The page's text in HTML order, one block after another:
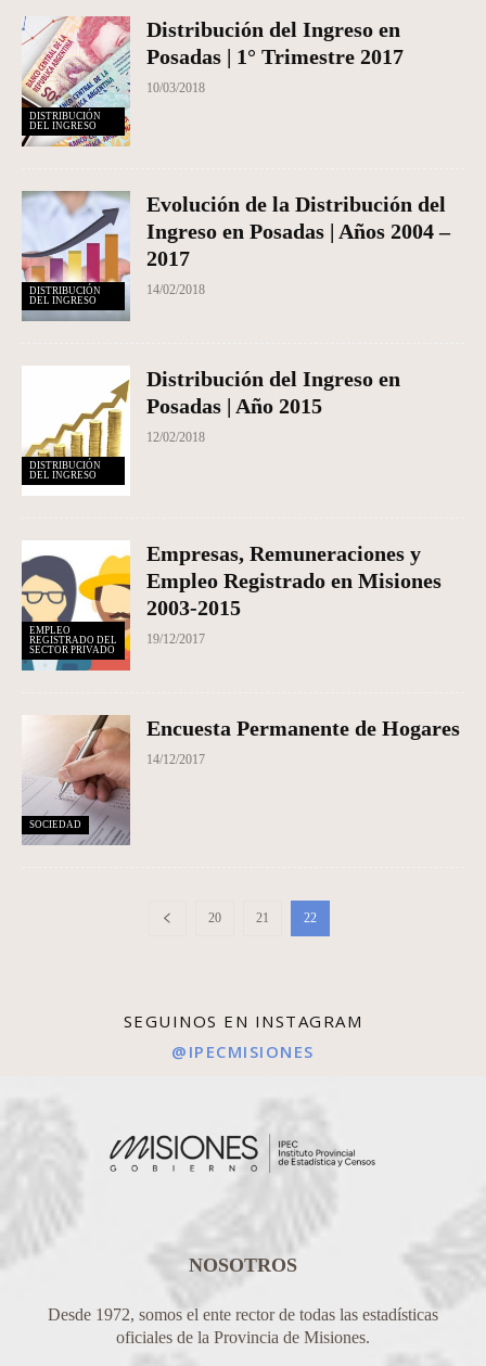
DISTRIBUCIÓN
DEL INGRESO
Distribución del Ingreso en
Posadas | 1° Trimestre 2017
10/03/2018
DISTRIBUCIÓN
DEL INGRESO
Evolución de la Distribución del
Ingreso en Posadas | Años 2004 –
2017
14/02/2018
DISTRIBUCIÓN
DEL INGRESO
Distribución del Ingreso en
Posadas | Año 2015
12/02/2018
EMPLEO
REGISTRADO DEL
SECTOR PRIVADO
Empresas, Remuneraciones y
Empleo Registrado en Misiones
2003-2015
19/12/2017
SOCIEDAD
Encuesta Permanente de Hogares
14/12/2017
20 21 22
SEGUINOS EN INSTAGRAM
@IPECMISIONES
NOSOTROS
Desde 1972, somos el ente rector de todas las estadísticas
oficiales de la Provincia de Misiones.